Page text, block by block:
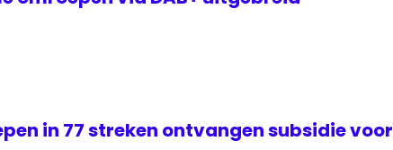
in 77 streken ontvangen subsidie voor